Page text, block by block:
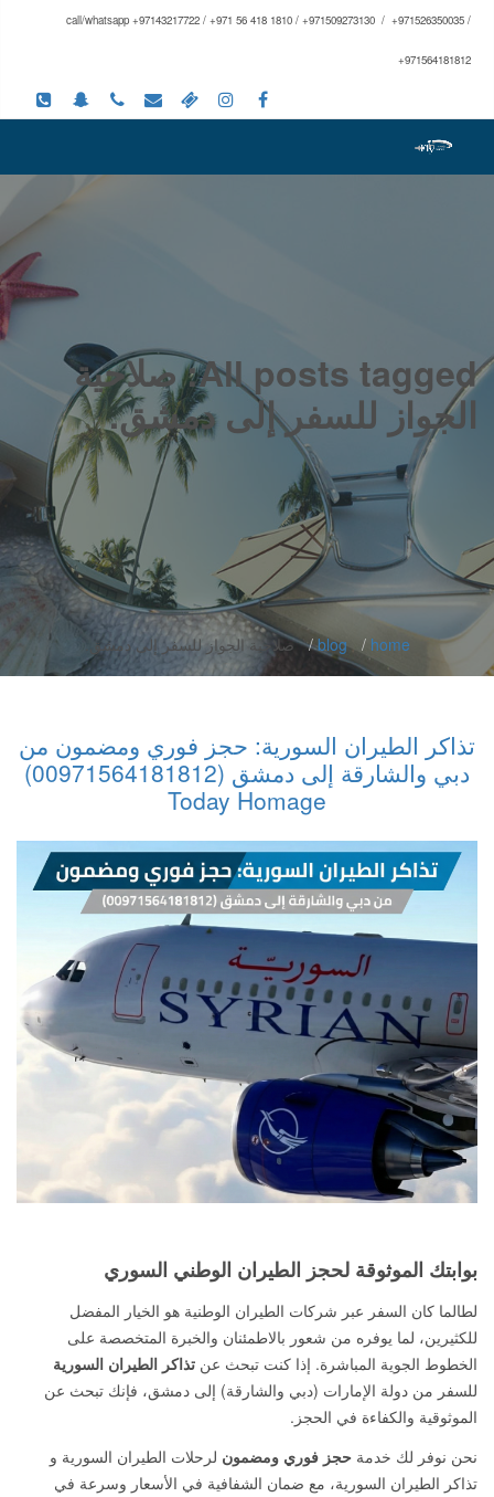
call/whatsapp +97143217722 / +971 56 418 1810 / +971509273130 / +971526350035 /
+971564181812
All posts tagged: صلاحية
الجواز للسفر إلى دمشق.
home
blog صلاحية الجواز للسفر إلى دمشق.
تذاكر الطيران السورية: حجز فوري ومضمون من
دبي والشارقة إلى دمشق (00971564181812)
Today Homage
بوابتك الموثوقة لحجز الطيران الوطني السوري
لطالما كان السفر عبر شركات الطيران الوطنية هو الخيار المفضل
للكثيرين، لما يوفره من شعور بالاطمئنان والخبرة المتخصصة على
الخطوط الجوية المباشرة. إذا كنت تبحث عن تذاكر الطيران السورية
للسفر من دولة الإمارات (دبي والشارقة) إلى دمشق، فإنك تبحث عن
الموثوقية والكفاءة في الحجز.
نحن نوفر لك خدمة حجز فوري ومضمون لرحلات الطيران السورية و
تذاكر الطيران السورية، مع ضمان الشفافية في الأسعار وسرعة في